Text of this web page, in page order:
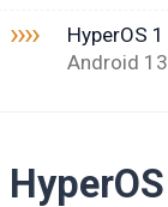
››››
HyperOS 1
Android 13